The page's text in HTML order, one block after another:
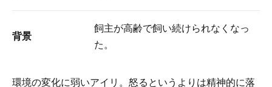
背景
飼主が高齢で飼い続けられなくなっ
た。
環境の変化に弱いアイリ。怒るというよりは精神的に落